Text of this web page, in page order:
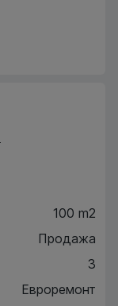
100 m2
Продажа
3
Евроремонт